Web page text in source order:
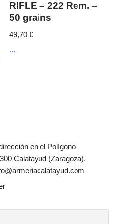
RIFLE – 222 Rem. –
50 grains
49,70€
...
en el Polígono
Calatayud (Zaragoza).